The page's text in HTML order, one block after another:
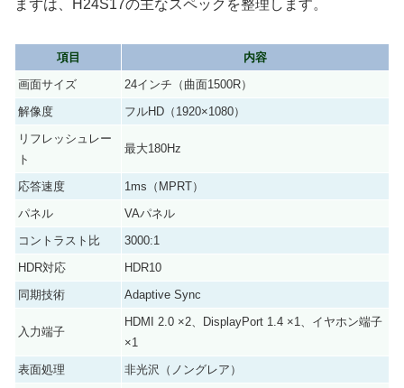
まずは、H24S17の主なスペックを整理します。
項目
内容
画面サイズ
24インチ（曲面1500R）
解像度
フルHD（1920×1080）
リフレッシュレー
ト
最大180Hz
応答速度
1ms（MPRT）
パネル
VAパネル
コントラスト比
3000:1
HDR対応
HDR10
同期技術
Adaptive Sync
入力端子
HDMI 2.0 ×2、DisplayPort 1.4 ×1、イヤホン端子
×1
表面処理
非光沢（ノングレア）